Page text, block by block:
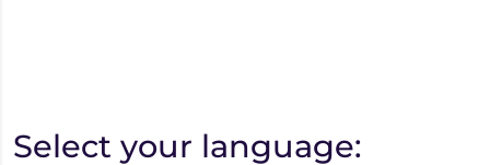
Select your language: